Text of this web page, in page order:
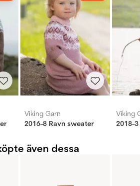
Viking Garn
2016-8 Ravn sweater
Viking
2018-
även dessa